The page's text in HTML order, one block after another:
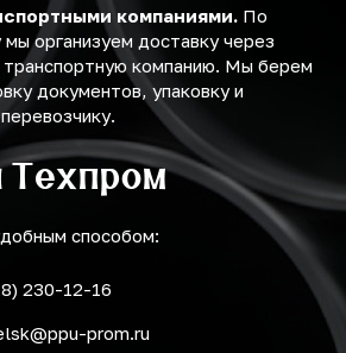
компаниями. По
организуем доставку через
компанию. Мы берем
документов, упаковку и
Техпром
способом:
230-12-16
prom.ru